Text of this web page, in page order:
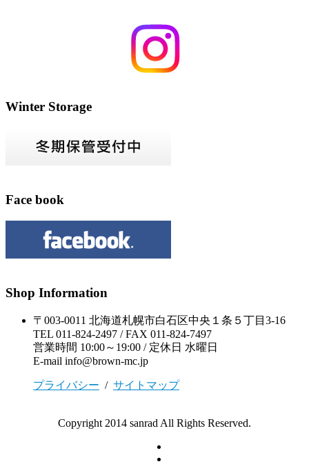
Winter Storage
Face book
Shop Information
〒003-0011 北海道札幌市白石区中央１条５丁目3-16
TEL 011-824-2497 / FAX 011-824-7497
営業時間 10:00～19:00 / 定休日 水曜日
E-mail info@brown-mc.jp
プライバシー / サイトマップ
Copyright 2014 sanrad All Rights Reserved.